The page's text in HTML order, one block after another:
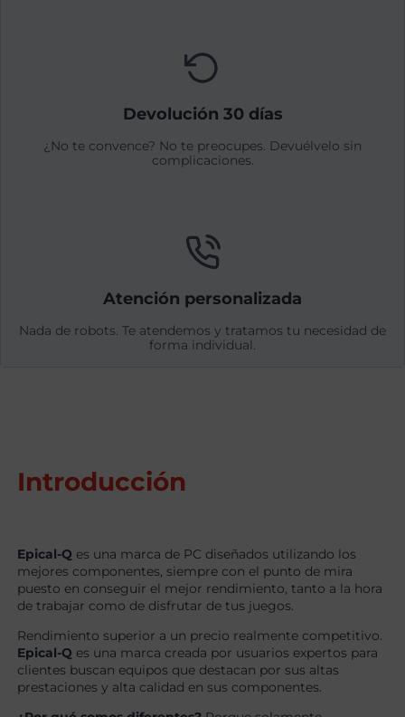
Devolución 30 días
¿No te convence? No te preocupes. Devuélvelo sin
complicaciones.
Atención personalizada
Nada de robots. Te atendemos y tratamos tu necesidad de
forma individual.
Introducción
Epical-Q es una marca de PC diseñados utilizando los
mejores componentes, siempre con el punto de mira
puesto en conseguir el mejor rendimiento, tanto a la hora
de trabajar como de disfrutar de tus juegos.
Rendimiento superior a un precio realmente competitivo.
Epical-Q es una marca creada por usuarios expertos para
clientes buscan equipos que destacan por sus altas
prestaciones y alta calidad en sus componentes.